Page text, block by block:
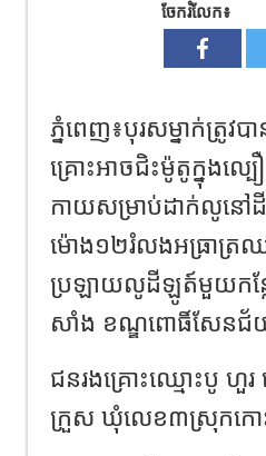
ចែករំលែក៖
ភ្នំពេញ៖បុរសម្នាក់ត្រូ
គ្រោះអាចជិះម៉ូតូក្នុងល្
កាយសម្រាប់ដាក់លូនៅដី
ម៉ោង១២រំលងអធ្រាត្រ
ប្រឡាយលូដីឡូត៍មួយកន្លែ
សាំង ខណ្ឌពោធិ៍សែនជ័យ
ជនរងគ្រោះឈ្មោះបូ​ ហួ
ក្រួស​ ឃុំលេខ៣​ស្រុកកោះ